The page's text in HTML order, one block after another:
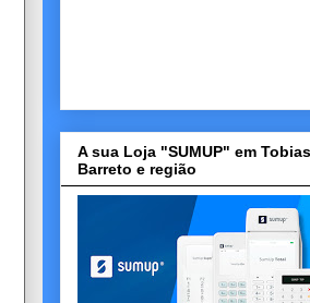
A sua Loja "SUMUP" em Tobias
Barreto e região